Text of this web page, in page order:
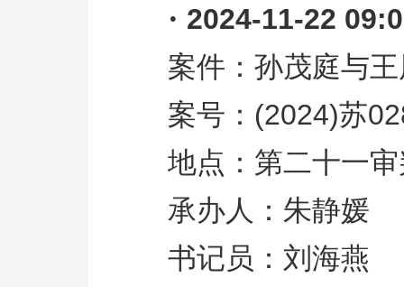
· 2024-11-22
案件：孙茂庭与
案号： (2024)苏
地点：第二十一
承办人：朱静媛
书记员：刘海燕